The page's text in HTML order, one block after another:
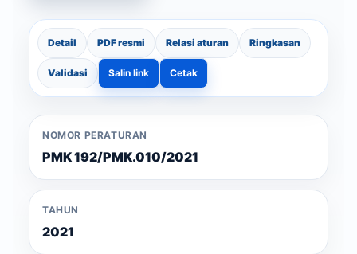
Detail PDF resmi Relasi aturan Ringkasan
Validasi Salin link Cetak
NOMOR PERATURAN
PMK 192/PMK.010/2021
TAHUN
2021